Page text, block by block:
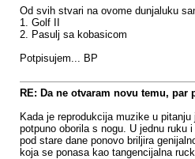
Od svih stvari na ovome dunjaluku
1. Golf II
2. Pasulj sa kobasicom
Potpisujem... BP
RE: Da ne otvaram novu temu, par
Kada je reprodukcija muzike u
potpuno oborila s nogu. U jednu
pod stare dane ponovo briljira
koja se ponasa kao tangencijalna